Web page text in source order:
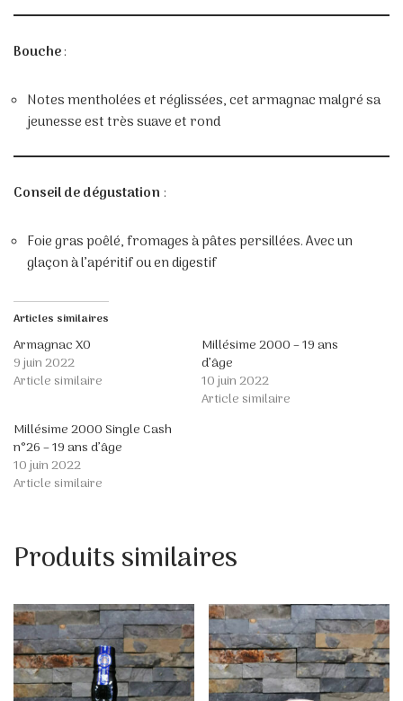
Bouche:
Notes mentholées et réglissées, cet armagnac malgré sa
jeunesse est très suave et rond
Conseil de dégustation :
Foie gras poêlé, fromages à pâtes persillées. Avec un
glaçon à l’apéritif ou en digestif
Articles similaires
Armagnac XO
9 juin 2022
Article similaire
Millésime 2000 – 19 ans
d’âge
10 juin 2022
Article similaire
Millésime 2000 Single Cash
n°26 – 19 ans d’âge
10 juin 2022
Article similaire
Produits similaires